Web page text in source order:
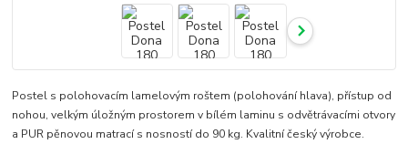
Postel s polohovacím lamelovým roštem (polohování hlava), přístup od
nohou, velkým úložným prostorem v bílém laminu s odvětrávacími otvory
a PUR pěnovou matrací s nosností do 90 kg. Kvalitní český výrobce.